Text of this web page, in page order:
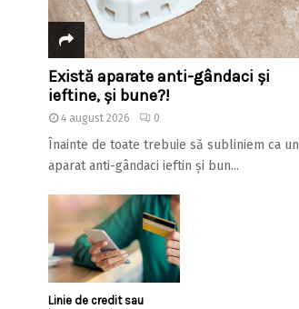
Există aparate anti-gândaci și
ieftine, și bune?!
4 august 2026 0
Înainte de toate trebuie să subliniem ca un
aparat anti-gândaci ieftin și bun...
Linie de credit sau